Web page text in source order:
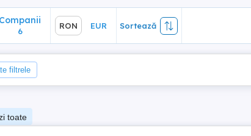
Companii
6
RON EUR Sortează
filtrele
toate